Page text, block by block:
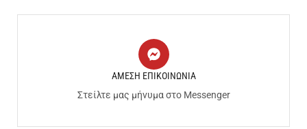
ΑΜΕΣΗ ΕΠΙΚΟΙΝΩΝΙΑ
Στείλτε μας μήνυμα στο Messenger